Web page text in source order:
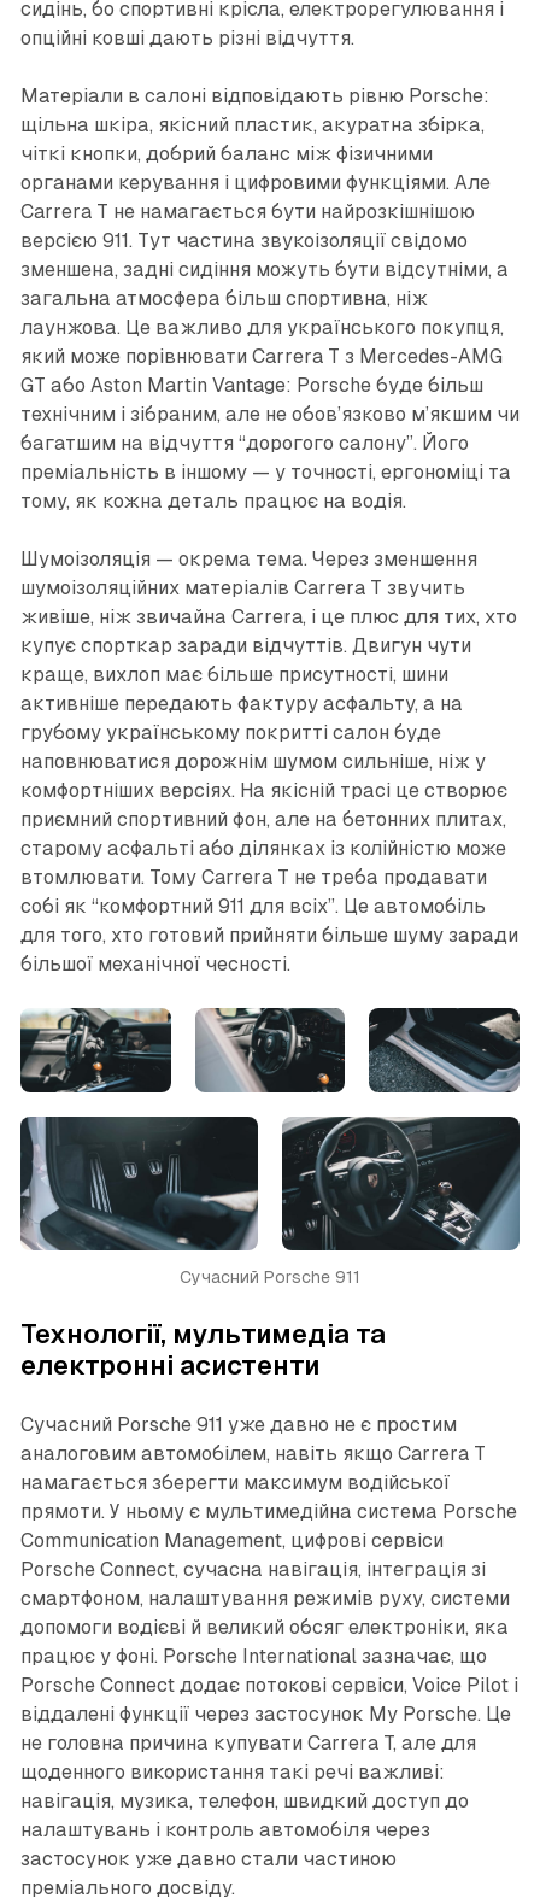
сидінь, бо спортивні крісла, електрорегулювання і
опційні ковші дають різні відчуття.
Матеріали в салоні відповідають рівню Porsche:
щільна шкіра, якісний пластик, акуратна збірка,
чіткі кнопки, добрий баланс між фізичними
органами керування і цифровими функціями. Але
Carrera T не намагається бути найрозкішнішою
версією 911. Тут частина звукоізоляції свідомо
зменшена, задні сидіння можуть бути відсутніми, а
загальна атмосфера більш спортивна, ніж
лаунжова. Це важливо для українського покупця,
який може порівнювати Carrera T з Mercedes-AMG
GT або Aston Martin Vantage: Porsche буде більш
технічним і зібраним, але не обов’язково м’якшим чи
багатшим на відчуття “дорогого салону”. Його
преміальність в іншому — у точності, ергономіці та
тому, як кожна деталь працює на водія.
Шумоізоляція — окрема тема. Через зменшення
шумоізоляційних матеріалів Carrera T звучить
живіше, ніж звичайна Carrera, і це плюс для тих, хто
купує спорткар заради відчуттів. Двигун чути
краще, вихлоп має більше присутності, шини
активніше передають фактуру асфальту, а на
грубому українському покритті салон буде
наповнюватися дорожнім шумом сильніше, ніж у
комфортніших версіях. На якісній трасі це створює
приємний спортивний фон, але на бетонних плитах,
старому асфальті або ділянках із колійністю може
втомлювати. Тому Carrera T не треба продавати
собі як “комфортний 911 для всіх”. Це автомобіль
для того, хто готовий прийняти більше шуму заради
більшої механічної чесності.
Сучасний Porsche 911
Технології, мультимедіа та
електронні асистенти
Сучасний Porsche 911 уже давно не є простим
аналоговим автомобілем, навіть якщо Carrera T
намагається зберегти максимум водійської
прямоти. У ньому є мультимедійна система Porsche
Communication Management, цифрові сервіси
Porsche Connect, сучасна навігація, інтеграція зі
смартфоном, налаштування режимів руху, системи
допомоги водієві й великий обсяг електроніки, яка
працює у фоні. Porsche International зазначає, що
Porsche Connect додає потокові сервіси, Voice Pilot і
віддалені функції через застосунок My Porsche. Це
не головна причина купувати Carrera T, але для
щоденного використання такі речі важливі:
навігація, музика, телефон, швидкий доступ до
налаштувань і контроль автомобіля через
застосунок уже давно стали частиною
преміального досвіду.